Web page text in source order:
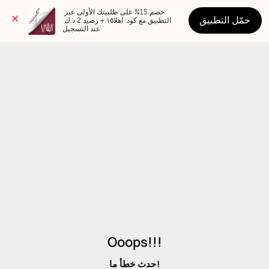
عند التسجيل
حمّل التطبيق
Ooops!!!
حدث خطأ ما!